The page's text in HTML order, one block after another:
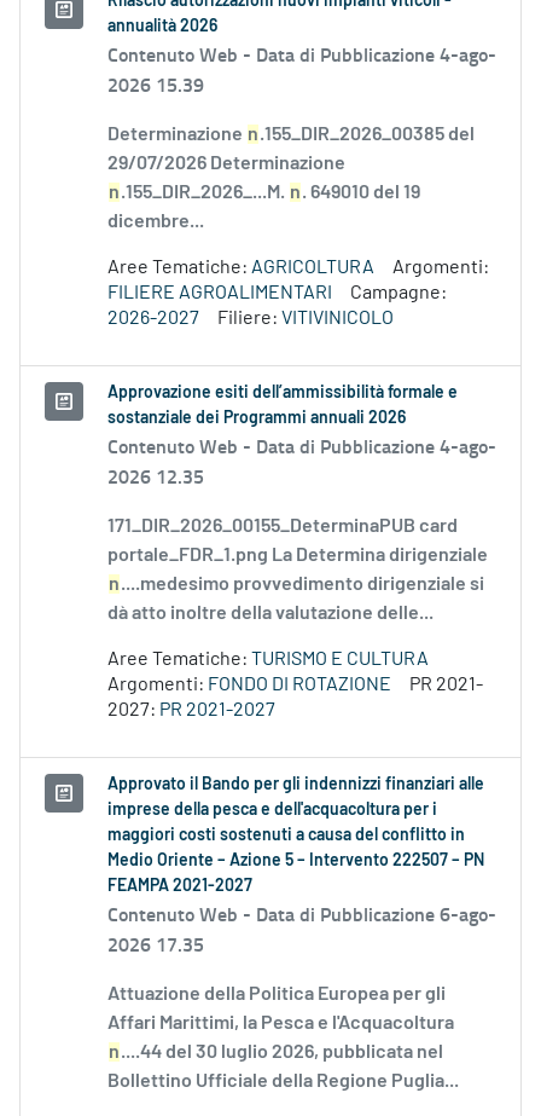
annualità 2026
Contenuto Web - Data di Pubblicazione 4-ago-
2026 15.39
Determinazione n.155_DIR_2026_00385 del
29/07/2026 Determinazione
n.155_DIR_2026_...M. n. 649010 del 19
dicembre...
Aree Tematiche: AGRICOLTURA
Argomenti:
FILIERE AGROALIMENTARI
Campagne:
2026-2027
Filiere: VITIVINICOLO
Approvazione esiti dell’ammissibilità formale e
sostanziale dei Programmi annuali 2026
Contenuto Web - Data di Pubblicazione 4-ago-
2026 12.35
171_DIR_2026_00155_DeterminaPUB card
portale_FDR_1.png La Determina dirigenziale
n....medesimo provvedimento dirigenziale si
dà atto inoltre della valutazione delle...
Aree Tematiche: TURISMO E CULTURA
Argomenti: FONDO DI ROTAZIONE
PR 2021-
2027: PR 2021-2027
Approvato il Bando per gli indennizzi finanziari alle
imprese della pesca e dell'acquacoltura per i
maggiori costi sostenuti a causa del conflitto in
Medio Oriente – Azione 5 – Intervento 222507 – PN
FEAMPA 2021-2027
Contenuto Web - Data di Pubblicazione 6-ago-
2026 17.35
Attuazione della Politica Europea per gli
Affari Marittimi, la Pesca e l'Acquacoltura
n....44 del 30 luglio 2026, pubblicata nel
Bollettino Ufficiale della Regione Puglia...